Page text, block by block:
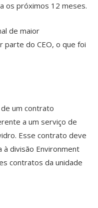
os próximos 12 meses.
de maior
parte do CEO, o que foi
um contrato
a um serviço de
Esse contrato deve
à divisão Environment
contratos da unidade